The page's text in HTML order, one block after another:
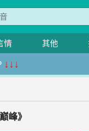
情 其他
↓↓↓
峰》